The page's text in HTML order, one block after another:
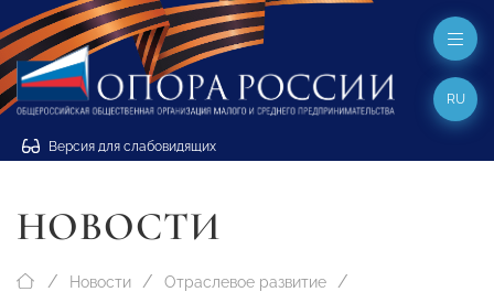
Версия для слабовидящих
RU
НОВОСТИ
Новости Отраслевое развитие